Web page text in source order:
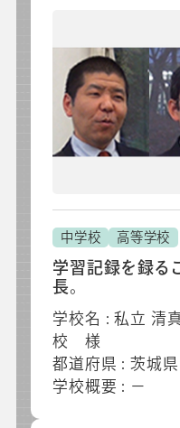
中学校 高等学校
学習記録を録る
長。
学校名 : 私立 清
校 様
都道府県 : 茨城県
学校概要 : －